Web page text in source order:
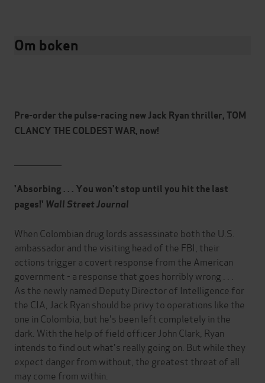
Om boken
Pre-order the pulse-racing new Jack Ryan thriller, TOM
CLANCY THE COLDEST WAR, now!
'Absorbing . . . You won't stop until you hit the last
pages!' Wall Street Journal
When Colombian drug lords assassinate both the U.S.
ambassador and the visiting head of the FBI, their
actions trigger a covert response from the American
government - a response that goes horribly wrong . . .
As the newly named Deputy Director of Intelligence for
the CIA, Jack Ryan should be privy to operations like the
one in Colombia, but he's been left completely in the
dark. With the help of field officer John Clark, Ryan
intends to find out what's really going on. But while they
expect danger from without, the greatest threat of all
may come from within.